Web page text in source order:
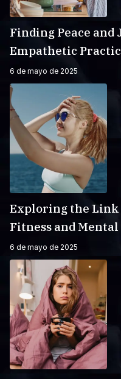
Finding Peace
Empathetic
6 de mayo de 2025
Exploring the Link
Fitness and
6 de mayo de 2025